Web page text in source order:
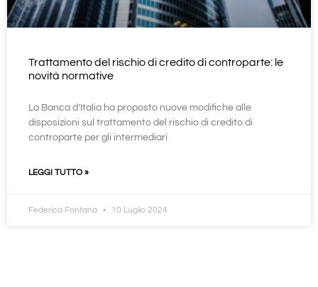
Trattamento del rischio di credito di controparte: le
novità normative
La Banca d’Italia ha proposto nuove modifiche alle
disposizioni sul trattamento del rischio di credito di
controparte per gli intermediari
LEGGI TUTTO »
Federica Fontana 10 Luglio 2024